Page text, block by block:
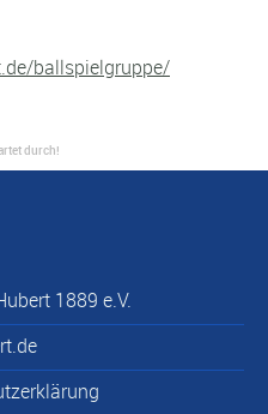
ballspielgruppe/
durch!
1889 e.V.